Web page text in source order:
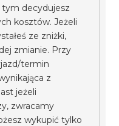
tym decydujesz
kosztów. Jeżeli
ze zniżki,
zmianie. Przy
termin
z
jeżeli
zwracamy
wykupić tylko